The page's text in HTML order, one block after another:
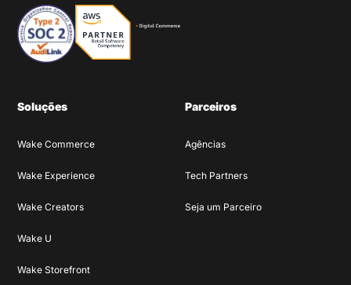
Soluções
Wake Commerce
Wake Experience
Wake Creators
Wake U
Wake Storefront
Parceiros
Agências
Tech Partners
Seja um Parceiro